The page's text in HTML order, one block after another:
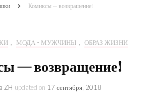
Комиксы — возвращение!
, МОДА - МУЖЧИНЫ , ОБРАЗ ЖИЗНИ
— возвращение!
ZH updated on 17 сентября, 2018